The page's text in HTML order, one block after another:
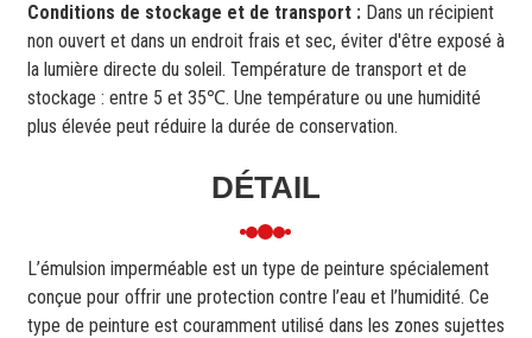
Conditions de stockage et de transport :Dans un récipient
non ouvert et dans un endroit frais et sec, éviter d'être exposé à
la lumière directe du soleil. Température de transport et de
stockage : entre 5 et 35℃. Une température ou une humidité
plus élevée peut réduire la durée de conservation.
DÉTAIL
L’émulsion imperméable est un type de peinture spécialement
conçue pour offrir une protection contre l’eau et l’humidité. Ce
type de peinture est couramment utilisé dans les zones sujettes